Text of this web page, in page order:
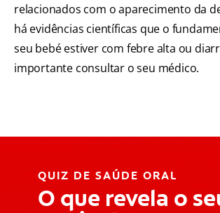
relacionados com o aparecimento da
há evidências científicas que o
seu bebé estiver com febre alta ou
importante consultar o seu médico.
QUIZ DE SAÚDE ORAL
O que revela o